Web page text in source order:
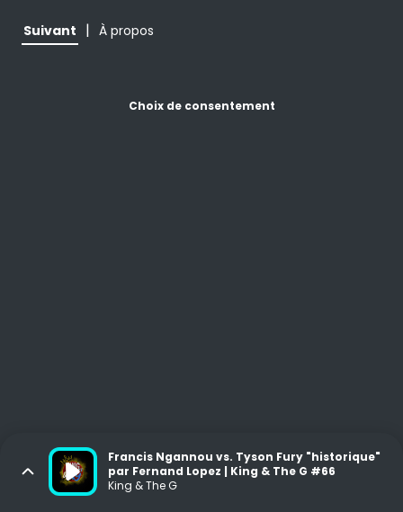
Suivant | À propos
Choix de consentement
Francis Ngannou vs. Tyson Fury "historique"
par Fernand Lopez | King & The G #66
King & The G